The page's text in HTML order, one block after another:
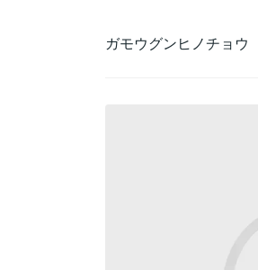
ガモウグンヒノチョウ